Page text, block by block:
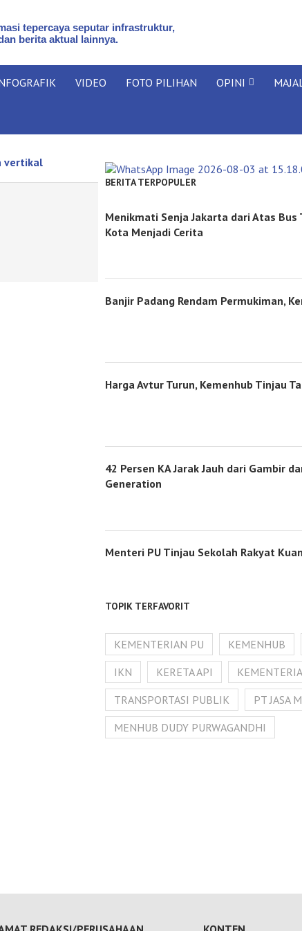
tepercaya seputar infrastruktur,
berita aktual lainnya.
VIDEO FOTO PILIHAN OPINI
vertikal
BERITA TERPOPULER
Menikmati Senja Jakarta dari Atas Bus
Kota Menjadi Cerita
Banjir Padang Rendam Permukiman,
Harga Avtur Turun, Kemenhub Tinjau
42 Persen KA Jarak Jauh dari Gambir
Generation
Menteri PU Tinjau Sekolah Rakyat
TOPIK TERFAVORIT
KEMENTERIAN PU KEMENHUB
IKN
KERETA API
TRANSPORTASI PUBLIK
PT JASA
MENHUB DUDY PURWAGANDHI